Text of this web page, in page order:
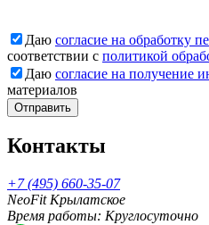
Даю согласие на обработку
соответствии с политикой
Даю согласие на получение
материалов
Отправить
Контакты
+7 (495) 660-35-07
NeoFit Крылатское
Время работы: Круглосуточно